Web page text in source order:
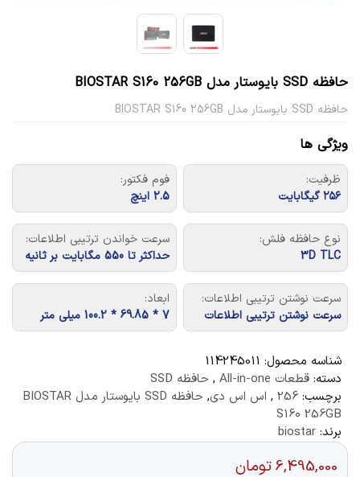
حافظه SSD بایوستار مدل BIOSTAR S160 256GB
حافظه SSD بایوستار مدل BIOSTAR S160 256GB
ویژگی ها
ظرفیت:
۲۵۶ گیگابایت
فوم فکتور:
2.5 اینچ
نوع حافظه فلش:
3D TLC
سرعت خواندن ترتیبی اطلاعات:
حداکثر تا 550 مگابایت بر ثانیه
سرعت نوشتن ترتیبی اطلاعات:
سرعت نوشتن ترتیبی اطلاعات
ابعاد:
7 * 69.85 * 100.2 میلی متر
شناسه محصول: 114245011
دسته: قطعات All-in-one , حافظه SSD
برچسب: 256
, اس اس دی,
حافظه SSD بایوستار مدل BIOSTAR
S160 256GB
برند: biostar
6,495,000تومان